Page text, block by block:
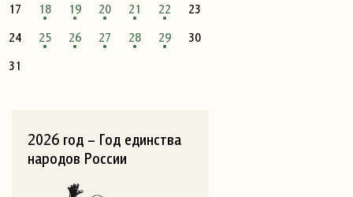
17
18 19 20 21 22
23
24
25 26 27 28 29
30
31
2026 год – Год единства
народов России